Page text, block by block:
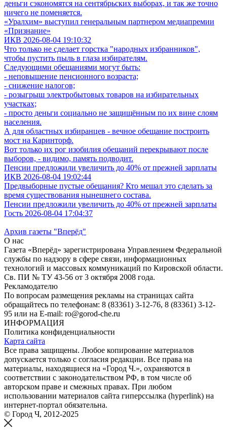
деньги сэкономятся на сентябрьских выборах, и так же точно
ничего не поменяется.
«Уралхим» выступил генеральным партнером медиапремии
«Признание»
ИКВ 2026-08-04 19:10:32
Что только не сделает горстка "народных избранников",
чтобы пустить пыль в глаза избирателям.
Следующими обещаниями могут быть:
- неповышение пенсионного возраста;
- снижение налогов;
- розыгрыш электробытовых товаров на избирательных
участках;
- просто деньги социально не защищённым по их вине слоям
населения.
А для областных избиранцев - вечное обещание построить
мост на Каринторф.
Вот только их рог изобилия обещаний перекрывают после
выборов, - видимо, память подводит.
Пенсии предложили увеличить до 40% от прежней зарплаты
ИКВ 2026-08-04 19:02:44
Предвыборные пустые обещания? Кто мешал это сделать за
время существования нынешнего состава.
Пенсии предложили увеличить до 40% от прежней зарплаты
Гость 2026-08-04 17:04:37
Архив газеты "Вперёд"
О нас
Газета «Вперёд» зарегистрирована Управлением Федеральной
службы по надзору в сфере связи, информационных
технологий и массовых коммуникаций по Кировской области.
Св. ПИ № ТУ 43-56 от 3 октября 2008 года.
Рекламодателю
По вопросам размещения рекламы на страницах сайта
обращайтесь по телефонам: 8 (83361) 3-12-76, 8 (83361) 3-12-
95 или на E-mail: ro@gorod-che.ru
ИНФОРМАЦИЯ
Политика конфиденциальности
Карта сайта
Все права защищены. Любое копирование материалов
допускается только с согласия редакции. Все права на
материалы, находящиеся на «Город Ч.», охраняются в
соответствии с законодательством РФ, в том числе об
авторском праве и смежных правах. При любом
использовании материалов сайта гиперссылка (hyperlink) на
интернет-портал обязательна.
© Город Ч, 2012-2025